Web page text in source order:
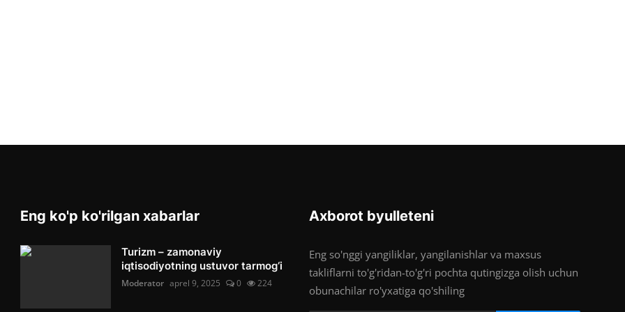
Eng ko'p ko'rilgan xabarlar
Turizm – zamonaviy
iqtisodiyotning ustuvor tarmog‘i
Moderator aprel 9, 2025 0 224
Axborot byulleteni
Eng so'nggi yangiliklar, yangilanishlar va maxsus
takliflarni to'g'ridan-to'g'ri pochta qutingizga olish uchun
obunachilar ro'yxatiga qo'shiling